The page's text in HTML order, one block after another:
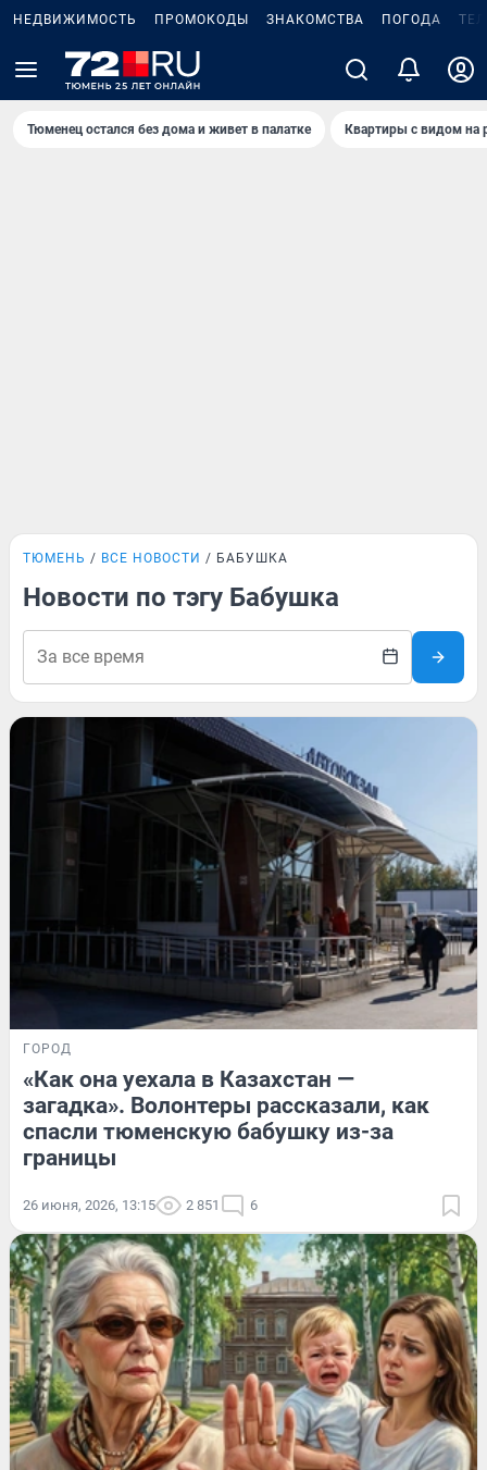
НЕДВИЖИМОСТЬ ПРОМОКОДЫ ЗНАКОМСТВА ПОГОДА
Тюменец остался без дома и живет в палатке Квартиры с видом на
ТЮМЕНЬ ВСЕ НОВОСТИ БАБУШКА
Новости по тэгу Бабушка
ГОРОД
«Как она уехала в Казахстан —
загадка». Волонтеры рассказали, как
спасли тюменскую бабушку из-за
границы
26 июня, 2026, 13:15 2 851 6